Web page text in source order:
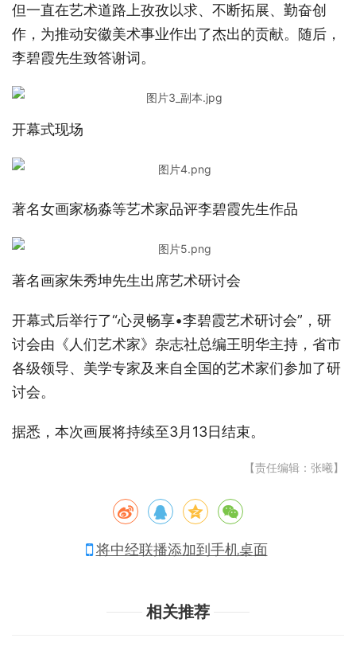
但一直在艺术道路上孜孜以求、不断拓展、勤奋创
作，为推动安徽美术事业作出了杰出的贡献。随后，
李碧霞先生致答谢词。
开幕式现场
著名女画家杨淼等艺术家品评李碧霞先生作品
著名画家朱秀坤先生出席艺术研讨会
开幕式后举行了“心灵畅享•李碧霞艺术研讨会”，研
讨会由《人们艺术家》杂志社总编王明华主持，省市
各级领导、美学专家及来自全国的艺术家们参加了研
讨会。
据悉，本次画展将持续至3月13日结束。
【责任编辑：张曦】
将中经联播添加到手机桌面
相关推荐